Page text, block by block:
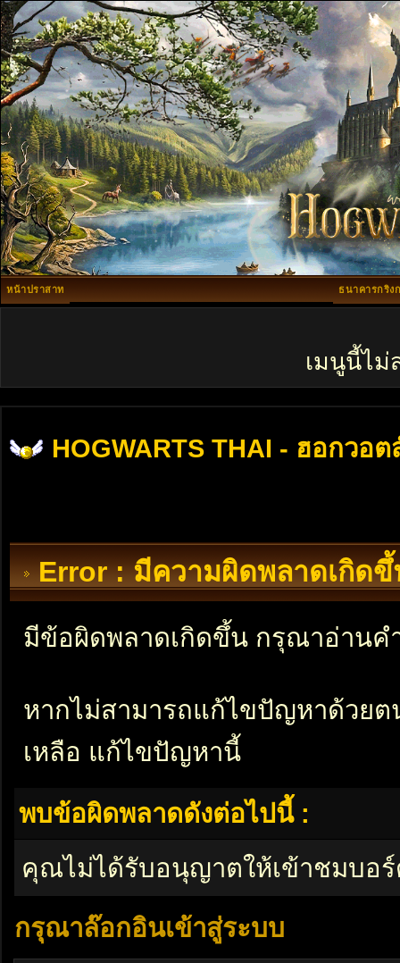
หน้าปราสาท ธนาคารกริง
เมนูนี้ไม่
HOGWARTS THAI - ฮอกวอต
Error : มีความผิดพลาดเกิดขึ้
มีข้อผิดพลาดเกิดขึ้น กรุณาอ่านค
หากไม่สามารถแก้ไขปัญหาด้วย
เหลือ แก้ไขปัญหานี้
พบข้อผิดพลาดดังต่อไปนี้ :
คุณไม่ได้รับอนุญาตให้เข้าชมบอ
กรุณาล๊อกอินเข้าสู่ระบบ